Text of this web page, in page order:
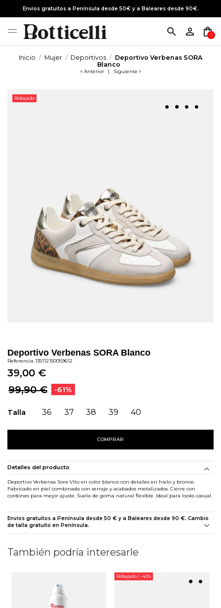
Envíos gratuitos a Península desde 50€ y a Baleares desde 90€.
search person_outline shopping_bag
0
Inicio Mujer Deportivos
Deportivo Verbenas SORA
Blanco
Anterior | Siguiente
Rebajado
Deportivo Verbenas SORA Blanco
Referencia 135112150059612
39,00 €
99,90 €
-61%
Talla 36 37 38 39 40
COMPRAR
Detalles del producto
Deportivo Verbenas Sora Vito en color blanco con detalles en hielo y bronce.
Fabricado en piel combinada con serraje y acabados metalizados. Cierre con
cordones para mejor ajuste. Suela de goma natural flexible. Ideal para looks casual.
Envíos gratuitos a Península desde 50 € y a Baleares desde 90 €. Cambio
de talla gratuito en Península.
También podría interesarle
Rebajado/ -45%